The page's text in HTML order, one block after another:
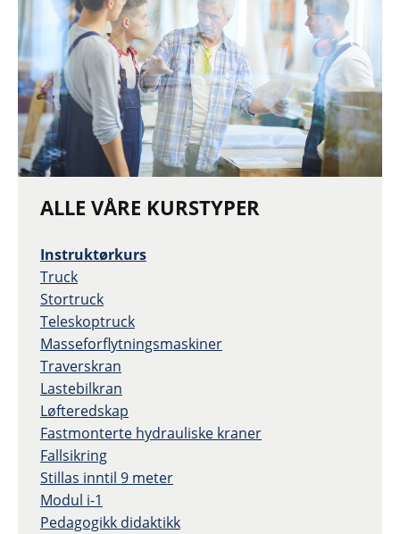
ALLE VÅRE KURSTYPER
Instruktørkurs
Truck
Stortruck
Teleskoptruck
Masseforflytningsmaskiner
Traverskran
Lastebilkran
Løfteredskap
Fastmonterte hydrauliske kraner
Fallsikring
Stillas inntil 9 meter
Modul i-1
Pedagogikk didaktikk